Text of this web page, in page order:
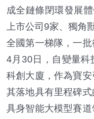
成全鏈條閉環發展
上市公司9家、獨角
全國第一梯隊，一批
4月30日，自變量科
科創大廈，作為寶安
其落地具有里程碑
具身智能大模型賽